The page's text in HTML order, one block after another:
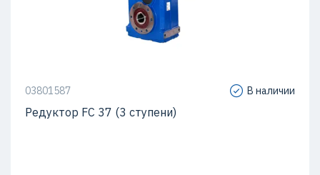
03801587 В наличии
Редуктор FC 37 (3 ступени)